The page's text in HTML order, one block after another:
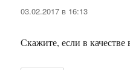
03.02.2017 в 16:13
Скажите, если в